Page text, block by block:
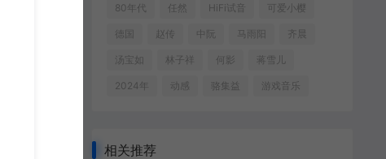
80年代 任然 HiFi试音 可爱小樱
德国 赵传 中阮 马雨阳 齐晨
汤宝如 林子祥 何影 蒋雪儿
2024年 动感 骆集益 游戏音乐
相关推荐